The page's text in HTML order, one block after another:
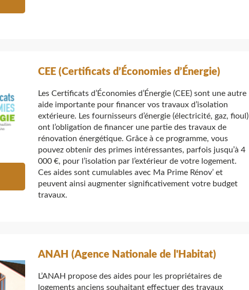
CEE (Certificats d’Économies d’Énergie)
Les Certificats d’Économies d’Énergie (CEE) sont une autre
aide importante pour financer vos travaux d’isolation
extérieure. Les fournisseurs d’énergie (électricité, gaz, fioul)
ont l’obligation de financer une partie des travaux de
rénovation énergétique. Grâce à ce programme, vous
pouvez obtenir des primes intéressantes, parfois jusqu’à 4
000 €, pour l’isolation par l’extérieur de votre logement.
Ces aides sont cumulables avec Ma Prime Rénov’ et
peuvent ainsi augmenter significativement votre budget
travaux.
ANAH (Agence Nationale de l'Habitat)
L’ANAH propose des aides pour les propriétaires de
logements anciens souhaitant effectuer des travaux